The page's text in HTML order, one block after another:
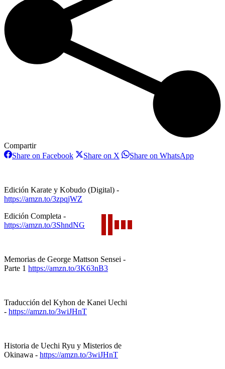
Compartir
Share on FacebookShareShare on X ShareShare on WhatsAppShare
Edición Karate y Kobudo (Digital) -
https://amzn.to/3zpqjWZ
Edición Completa -
https://amzn.to/3ShndNG
Memorias de George Mattson Sensei -
Parte 1 https://amzn.to/3K63nB3
Traducción del Kyhon de Kanei Uechi
- https://amzn.to/3wiJHnT
Historia de Uechi Ryu y Misterios de
Okinawa - https://amzn.to/3wiJHnT